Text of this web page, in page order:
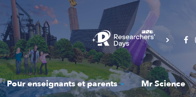
Pour enseignants et parents Mr Science